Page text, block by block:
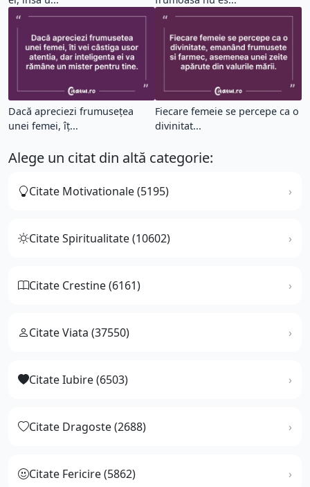
Dacă apreciezi frumusețea
unei femei, îț...
Fiecare femeie se percepe ca o
divinitat...
Alege un citat din altă categorie:
Citate Motivationale (5195)
Citate Spiritualitate (10602)
Citate Crestine (6161)
Citate Viata (37550)
Citate Iubire (6503)
Citate Dragoste (2688)
Citate Fericire (5862)